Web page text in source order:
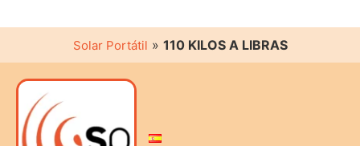
Solar Portátil » 110 KILOS A LIBRAS